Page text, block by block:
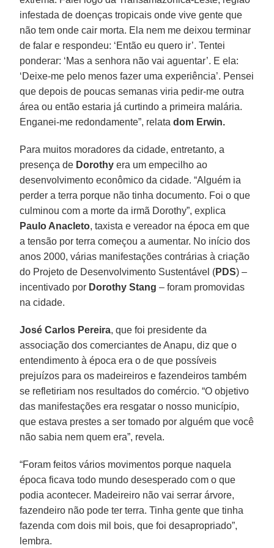
infestada de doenças tropicais onde vive gente que
não tem onde cair morta. Ela nem me deixou terminar
de falar e respondeu: ‘Então eu quero ir’. Tentei
ponderar: ‘Mas a senhora não vai aguentar’. E ela:
‘Deixe-me pelo menos fazer uma experiência’. Pensei
que depois de poucas semanas viria pedir-me outra
área ou então estaria já curtindo a primeira malária.
Enganei-me redondamente”, relatadom Erwin.
Para muitos moradores da cidade, entretanto, a
presença de Dorothy era um empecilho ao
desenvolvimento econômico da cidade. “Alguém ia
perder a terra porque não tinha documento. Foi o que
culminou com a morte da irmã Dorothy”, explica
Paulo Anacleto, taxista e vereador na época em que
a tensão por terra começou a aumentar. No início dos
anos 2000, várias manifestações contrárias à criação
do Projeto de Desenvolvimento Sustentável (PDS) –
incentivado por Dorothy Stang – foram promovidas
na cidade.
José Carlos Pereira, que foi presidente da
associação dos comerciantes de Anapu, diz que o
entendimento à época era o de que possíveis
prejuízos para os madeireiros e fazendeiros também
se refletiriam nos resultados do comércio. “O objetivo
das manifestações era resgatar o nosso município,
que estava prestes a ser tomado por alguém que você
não sabia nem quem era”, revela.
“Foram feitos vários movimentos porque naquela
época ficava todo mundo desesperado com o que
podia acontecer. Madeireiro não vai serrar árvore,
fazendeiro não pode ter terra. Tinha gente que tinha
fazenda com dois mil bois, que foi desapropriado”,
lembra.